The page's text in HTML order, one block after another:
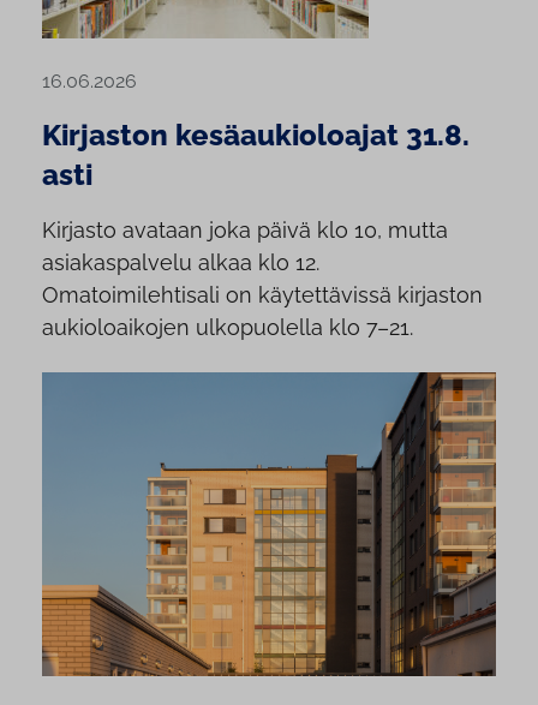
16.06.2026
Kirjaston kesäaukioloajat 31.8.
asti
Kirjasto avataan joka päivä klo 10, mutta
asiakaspalvelu alkaa klo 12.
Omatoimilehtisali on käytettävissä kirjaston
aukioloaikojen ulkopuolella klo 7–21.